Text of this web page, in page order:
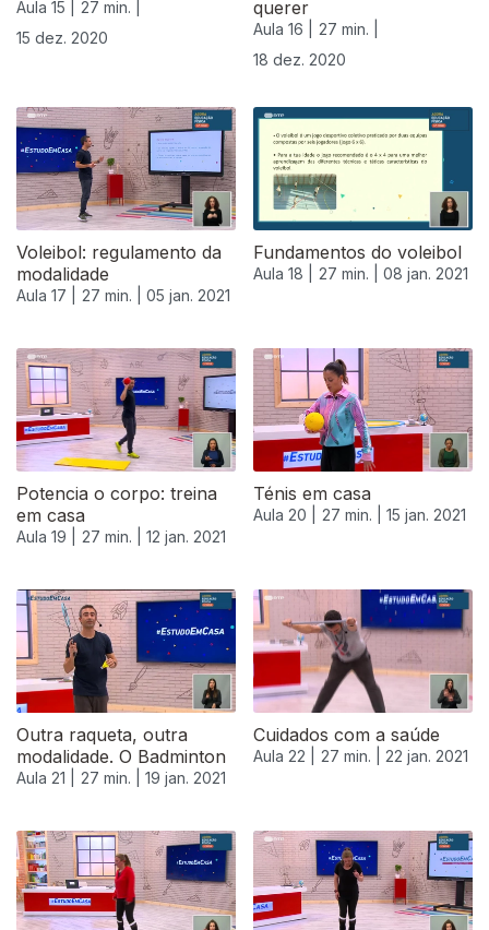
Aula 15 |
27 min. |
15 dez. 2020
querer
Aula 16 |
27 min. |
18 dez. 2020
Voleibol: regulamento da
modalidade
Aula 17 | 27 min. | 05 jan. 2021
Fundamentos do voleibol
Aula 18 | 27 min. | 08 jan. 2021
Potencia o corpo: treina
em casa
Aula 19 | 27 min. | 12 jan. 2021
Ténis em casa
Aula 20 | 27 min. | 15 jan. 2021
Outra raqueta, outra
modalidade. O Badminton
Aula 21 | 27 min. | 19 jan. 2021
Cuidados com a saúde
Aula 22 | 27 min. | 22 jan. 2021
520912